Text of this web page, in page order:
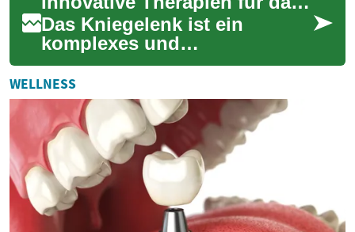
Millionen von Men...
Das Kniegelenk ist ein
komplexes und
entscheidendes Gelenk für
unsere Mobilität.
Verletzungen,
Verschleißerscheinunge...
WELLNESS